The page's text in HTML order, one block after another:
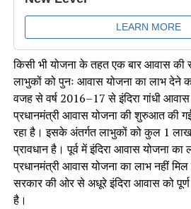
किसी भी योजना के तहत एक बार आवास की
लाभुकों को पुनः आवास योजना का लाभ देने
वजह से वर्ष 2016–17 से इंदिरा गांधी
प्रधानमंत्री आवास योजना की शुरुआत की
रहा है। इसके अंतर्गत लाभुकों को कुल 1
प्रावधान है। पूर्व में इंदिरा आवास योजना
प्रधानमंत्री आवास योजना का लाभ नहीं मिल
सरकार की ओर से अधूरे इंदिरा आवास को
है।